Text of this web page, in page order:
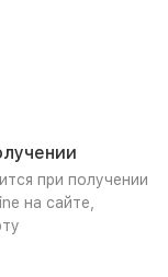
при получении
на сайте,